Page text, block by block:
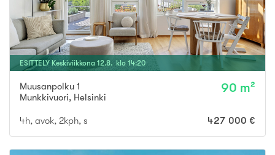
ESITTELY Keskiviikkona 12.8. klo 14:20
Muusanpolku 1
Munkkivuori, Helsinki
90 m²
4h, avok, 2kph, s 427 000 €